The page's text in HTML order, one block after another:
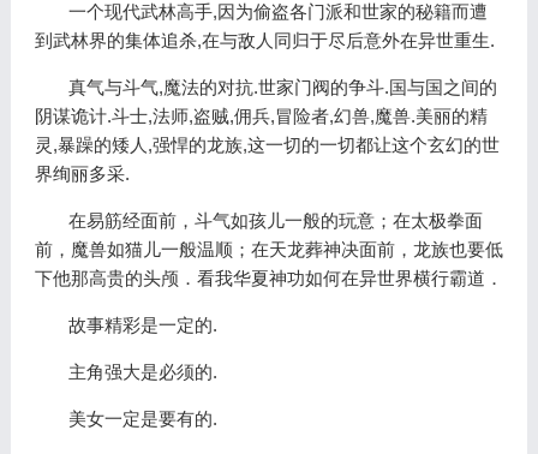
一个现代武林高手,因为偷盗各门派和世家的秘籍而遭
到武林界的集体追杀,在与敌人同归于尽后意外在异世重生.
真气与斗气,魔法的对抗.世家门阀的争斗.国与国之间的
阴谋诡计.斗士,法师,盗贼,佣兵,冒险者,幻兽,魔兽.美丽的精
灵,暴躁的矮人,强悍的龙族,这一切的一切都让这个玄幻的世
界绚丽多采.
在易筋经面前，斗气如孩儿一般的玩意；在太极拳面
前，魔兽如猫儿一般温顺；在天龙葬神决面前，龙族也要低
下他那高贵的头颅．看我华夏神功如何在异世界横行霸道．
故事精彩是一定的.
主角强大是必须的.
美女一定是要有的.